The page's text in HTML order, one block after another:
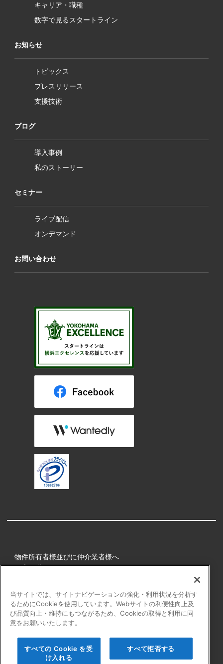
キャリア・職種
数字で見るスタートライン
お知らせ
トピックス
プレスリリース
支援技術
ブログ
導入事例
私のストーリー
セミナー
ライブ配信
オンデマンド
お問い合わせ
物件所有者様並びに仲介業者様へ
健康経営
プライバシーポリシー
障害者の表記について
よくある質問
当サイトでは、サイトナビゲーションの強化・利用状況を分析す
るためにCookieを使用しています。Webサイトの利便性向上及
び品質向上・維持にもつながるため、Cookieの取得と利用に同
意をお願いいたします。
すべての Cookie を受
け入れる
すべて拒否する